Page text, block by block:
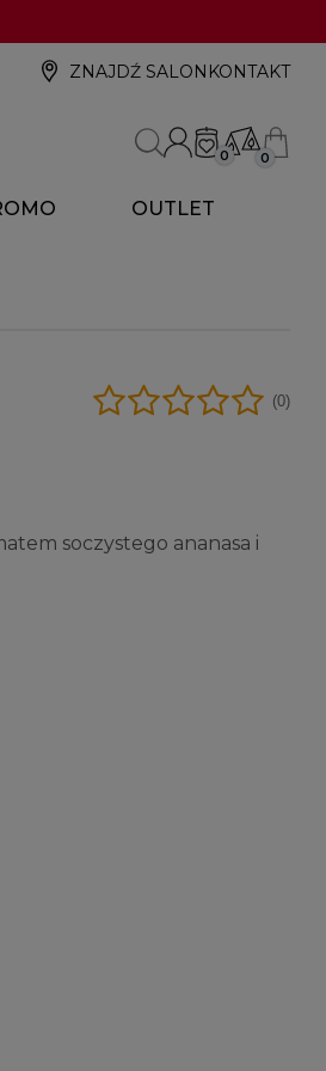
ZNAJDŹ SALON KONTAKT
0 0
OUTLET
(0)
soczystego ananasa i